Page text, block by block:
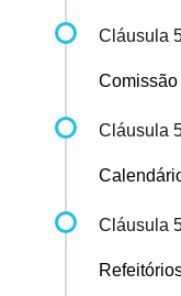
Cláusula
Comissão
Cláusula
Cláusula